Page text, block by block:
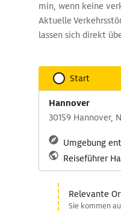
min, wenn keine
Aktuelle
lassen sich direkt
Start
Hannover
30159 Hannover,
Umgebung
Reiseführer
Relevante
Sie kommen